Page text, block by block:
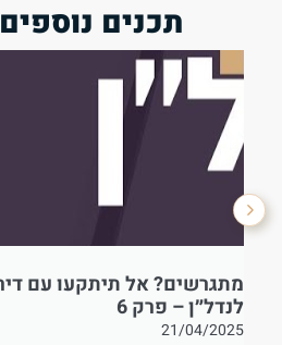
תכנים
מתגרשים? אל תיתקעו עם
לנדל״ן – פרק 6
21/04/2025